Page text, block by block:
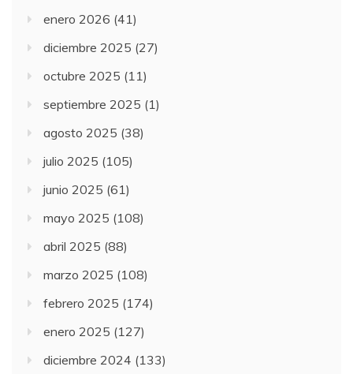
enero 2026 (41)
diciembre 2025 (27)
octubre 2025 (11)
septiembre 2025 (1)
agosto 2025 (38)
julio 2025 (105)
junio 2025 (61)
mayo 2025 (108)
abril 2025 (88)
marzo 2025 (108)
febrero 2025 (174)
enero 2025 (127)
diciembre 2024 (133)